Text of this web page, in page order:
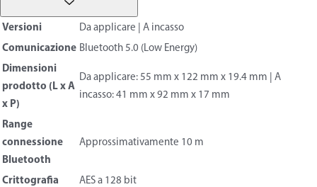
Versioni
Da applicare | A incasso
Comunicazione Bluetooth 5.0 (Low Energy)
Dimensioni
prodotto (L x A
x P)
Da applicare: 55 mm x 122 mm x 19.4 mm | A
incasso: 41 mm x 92 mm x 17 mm
Range
connessione
Bluetooth
Approssimativamente 10 m
Crittografia AES a 128 bit